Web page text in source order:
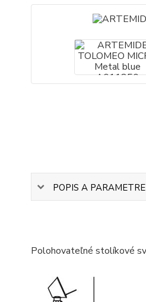
POPIS A PARAMETRE
Polohovateľné stolíkové